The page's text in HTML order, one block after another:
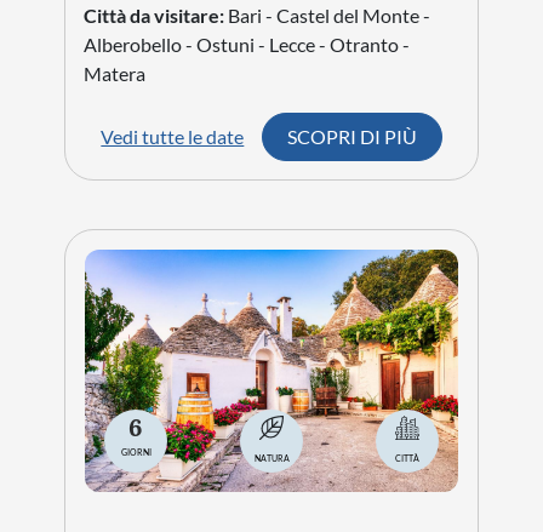
Città da visitare: Bari - Castel del Monte -
Alberobello - Ostuni - Lecce - Otranto -
Matera
Vedi tutte le date SCOPRI DI PIÙ
6
GIORNI
NATURA CITTÀ